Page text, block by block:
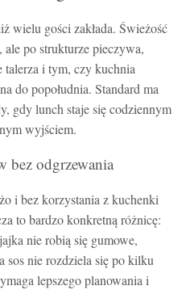
wielu gości zakłada. Świeżość
ale po strukturze pieczywa,
talerza i tym, czy kuchnia
do popołudnia. Standard ma
gdy lunch staje się codziennym
wyjściem.
bez odgrzewania
i bez korzystania z kuchenki
to bardzo konkretną różnicę:
nie robią się gumowe,
sos nie rozdziela się po kilku
lepszego planowania i